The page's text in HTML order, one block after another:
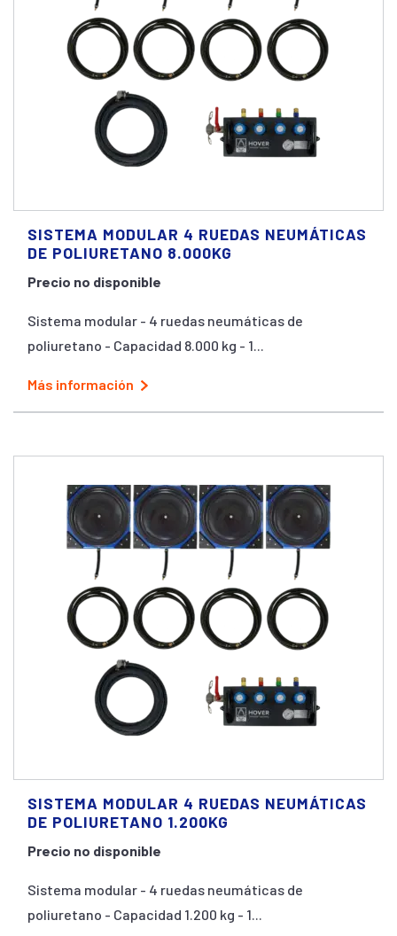
SISTEMA MODULAR 4 RUEDAS NEUMÁTICAS
DE POLIURETANO 8.000KG
Precio no disponible
Sistema modular - 4 ruedas neumáticas de
poliuretano - Capacidad 8.000 kg - 1...
Más información
SISTEMA MODULAR 4 RUEDAS NEUMÁTICAS
DE POLIURETANO 1.200KG
Precio no disponible
Sistema modular - 4 ruedas neumáticas de
poliuretano - Capacidad 1.200 kg - 1...